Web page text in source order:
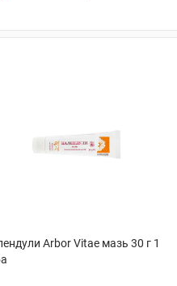
Arbor Vitae мазь 30 г 1